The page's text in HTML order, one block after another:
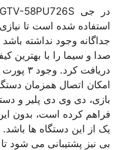
استفاده شده است تا نیازی
جداگانه وجود نداشته
صدا و سیما را با بهترین
امکان اتصال همزمان
بازی، دی وی دی پلیر و
فراهم کرده است، بدون
یک از این دستگاه ها
بی نیز پشتیبانی می شود